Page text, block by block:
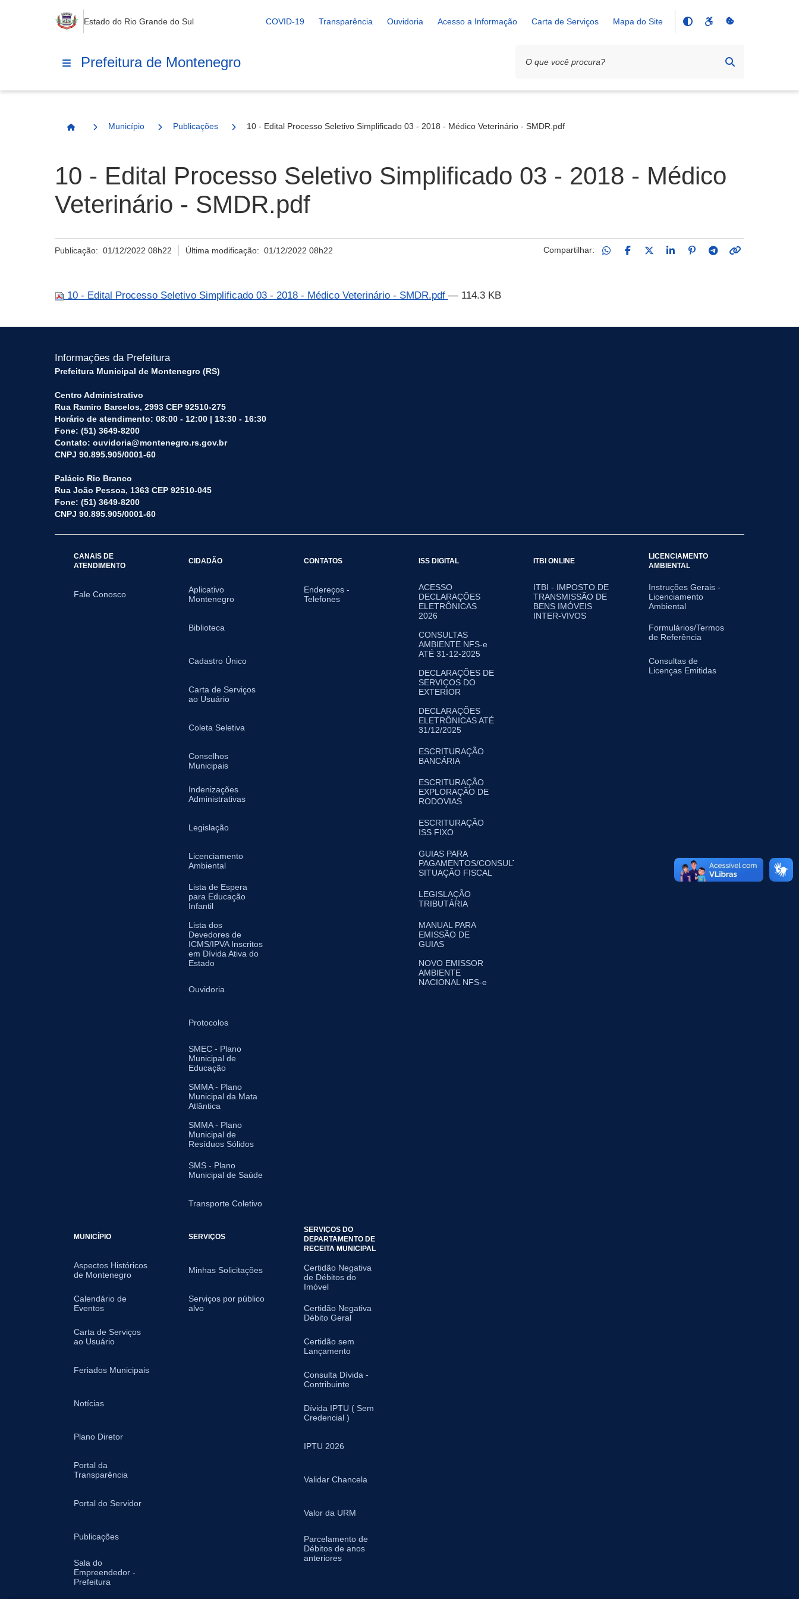
Estado do Rio Grande do Sul COVID-19 Transparência Ouvidoria Acesso a Informação Carta de Serviços Mapa do Site
Prefeitura de Montenegro
Página Inicial
Município Publicações 10 - Edital Processo Seletivo Simplificado 03 - 2018 - Médico Veterinário - SMDR.pdf
10 - Edital Processo Seletivo Simplificado 03 - 2018 - Médico
Veterinário - SMDR.pdf
Publicação: 01/12/2022 08h22 Última modificação:01/12/2022 08h22 Compartilhar:
10 - Edital Processo Seletivo Simplificado 03 - 2018 - Médico Veterinário - SMDR.pdf — 114.3 KB
Informações da Prefeitura
Prefeitura Municipal de Montenegro (RS)
Centro Administrativo
Rua Ramiro Barcelos, 2993 CEP 92510-275
Horário de atendimento: 08:00 - 12:00 | 13:30 - 16:30
Fone: (51) 3649-8200
Contato: ouvidoria@montenegro.rs.gov.br
CNPJ 90.895.905/0001-60
Palácio Rio Branco
Rua João Pessoa, 1363 CEP 92510-045
Fone: (51) 3649-8200
CNPJ 90.895.905/0001-60
CANAIS DE
ATENDIMENTO
Fale Conosco
CIDADÃO
Aplicativo
Montenegro
Biblioteca
Cadastro Único
Carta de Serviços
ao Usuário
Coleta Seletiva
Conselhos
Municipais
Indenizações
Administrativas
Legislação
Licenciamento
Ambiental
Lista de Espera
para Educação
Infantil
Lista dos
Devedores de
ICMS/IPVA Inscritos
em Dívida Ativa do
Estado
Ouvidoria
Protocolos
SMEC - Plano
Municipal de
Educação
SMMA - Plano
Municipal da Mata
Atlântica
SMMA - Plano
Municipal de
Resíduos Sólidos
SMS - Plano
Municipal de Saúde
Transporte Coletivo
CONTATOS
Endereços -
Telefones
ISS DIGITAL
ACESSO
DECLARAÇÕES
ELETRÔNICAS
2026
CONSULTAS
AMBIENTE NFS-e
ATÉ 31-12-2025
DECLARAÇÕES DE
SERVIÇOS DO
EXTERIOR
DECLARAÇÕES
ELETRÔNICAS ATÉ
31/12/2025
ESCRITURAÇÃO
BANCÁRIA
ESCRITURAÇÃO
EXPLORAÇÃO DE
RODOVIAS
ESCRITURAÇÃO
ISS FIXO
GUIAS PARA
PAGAMENTOS/CONSULTA
SITUAÇÃO FISCAL
LEGISLAÇÃO
TRIBUTÁRIA
MANUAL PARA
EMISSÃO DE
GUIAS
NOVO EMISSOR
AMBIENTE
NACIONAL NFS-e
ITBI ONLINE
ITBI - IMPOSTO DE
TRANSMISSÃO DE
BENS IMÓVEIS
INTER-VIVOS
LICENCIAMENTO
AMBIENTAL
Instruções Gerais -
Licenciamento
Ambiental
Formulários/Termos
de Referência
Consultas de
Licenças Emitidas
MUNICÍPIO
Aspectos Históricos
de Montenegro
Calendário de
Eventos
Carta de Serviços
ao Usuário
Feriados Municipais
Notícias
Plano Diretor
Portal da
Transparência
Portal do Servidor
Publicações
Sala do
Empreendedor -
Prefeitura
SERVIÇOS
Minhas Solicitações
Serviços por público
alvo
SERVIÇOS DO
DEPARTAMENTO DE
RECEITA MUNICIPAL
Certidão Negativa
de Débitos do
Imóvel
Certidão Negativa
Débito Geral
Certidão sem
Lançamento
Consulta Dívida -
Contribuinte
Dívida IPTU ( Sem
Credencial )
IPTU 2026
Validar Chancela
Valor da URM
Parcelamento de
Débitos de anos
anteriores